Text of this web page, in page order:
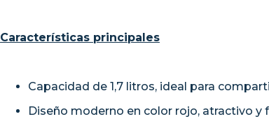
Características principales
Capacidad de 1,7 litros, ideal para
Diseño moderno en color rojo, atractivo y